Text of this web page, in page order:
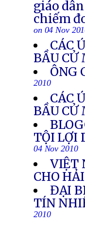
giáo
chiếm
on 04 Nov
CÁC
BẦU CỬ
ÔNG
2010
CÁC
BẦU CỬ
TỘI LỢI
04 Nov 2010
VIỆT
CHO
ĐẠI
TÍN
2010